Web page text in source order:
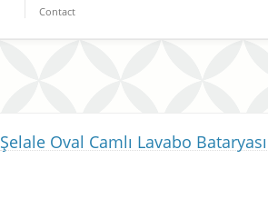
Contact
Şelale Oval Camlı Lavabo Bataryası